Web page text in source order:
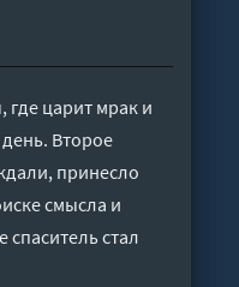
где царит мрак и
Второе
принесло
смысла и
стал